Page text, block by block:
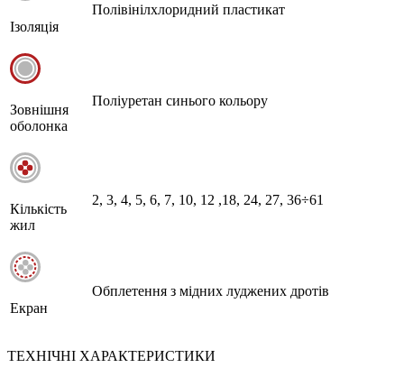
Ізоляція
Полівінілхлоридний пластикат
Зовнішня
оболонка
Поліуретан синього кольору
Кількість
жил
2, 3, 4, 5, 6, 7, 10, 12 ,18, 24, 27, 36÷61
Екран
Обплетення з мідних луджених дротів
ТЕХНІЧНІ ХАРАКТЕРИСТИКИ